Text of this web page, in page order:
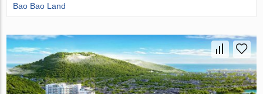
Bao Bao Land